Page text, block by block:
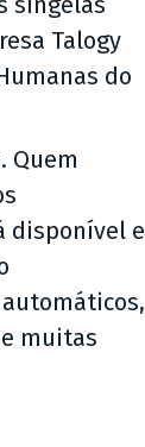
Talogy
do
Quem
disponível e
muitas